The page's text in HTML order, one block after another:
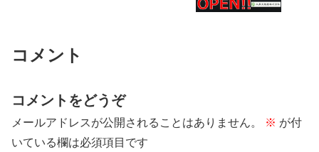
コメント
コメントをどうぞ
メールアドレスが公開されることはありません。 ※ が付
いている欄は必須項目です